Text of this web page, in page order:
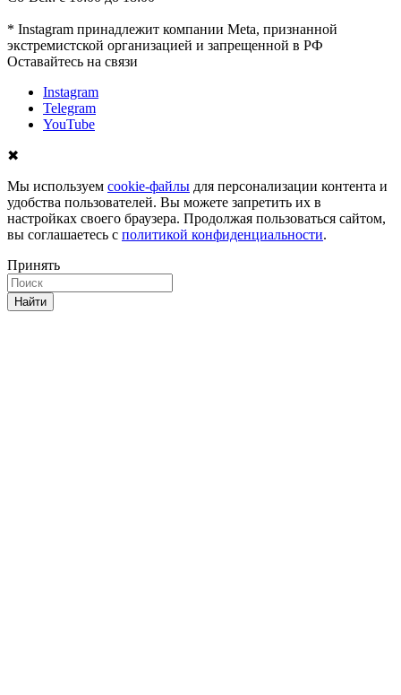
* Instagram принадлежит компании Meta, признанной
экстремистской организацией и запрещенной в РФ
Оставайтесь на связи
Instagram
Telegram
YouTube
✖
Мы используем cookie-файлы для персонализации контента и
удобства пользователей. Вы можете запретить их в
настройках своего браузера. Продолжая пользоваться сайтом,
вы соглашаетесь с политикой конфиденциальности.
Принять
Найти